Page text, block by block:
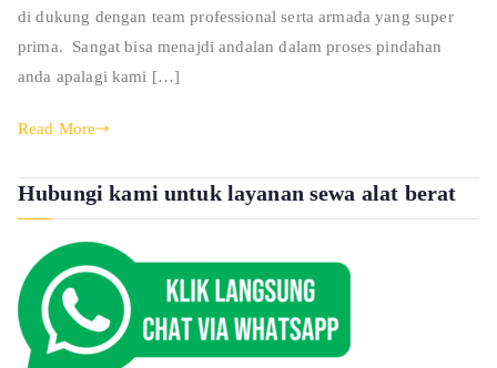
di dukung dengan team professional serta armada yang super
prima. Sangat bisa menajdi andalan dalam proses pindahan
anda apalagi kami […]
Read More
Hubungi kami untuk layanan sewa alat berat